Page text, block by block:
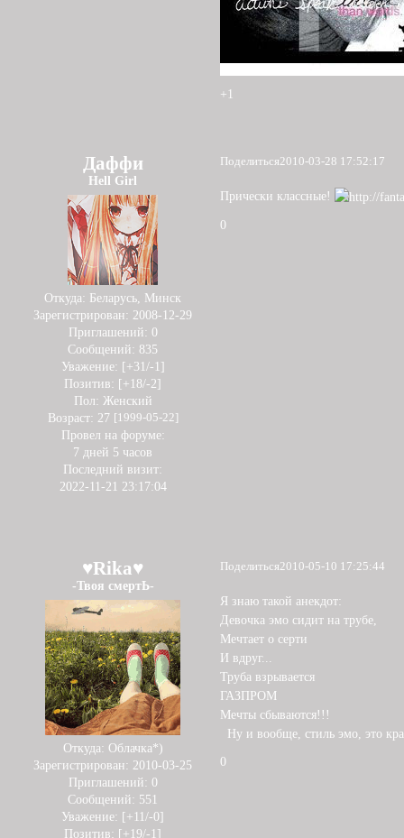
+1
Поделиться2010-03-28 17:52:17
Даффи
Hell Girl
Откуда: Беларусь, Минск
Зарегистрирован: 2008-12-29
Приглашений: 0
Сообщений: 835
Уважение: [+31/-1]
Позитив: [+18/-2]
Пол: Женский
Возраст: 27 [1999-05-22]
Провел на форуме:
7 дней 5 часов
Последний визит:
2022-11-21 23:17:04
Прически классные!
0
Поделиться2010-05-10 17:25:44
♥Rika♥
-Твоя смертЬ-
Откуда: Облачка*)
Зарегистрирован: 2010-03-25
Приглашений: 0
Сообщений: 551
Уважение: [+11/-0]
Позитив: [+19/-1]
Я знаю такой анекдот:
Девочка эмо сидит на трубе,
Мечтает о серти
И вдруг...
Труба взрывается
ГАЗПРОМ
Мечты сбываются!!!
Ну и вообще, стиль эмо, это
0